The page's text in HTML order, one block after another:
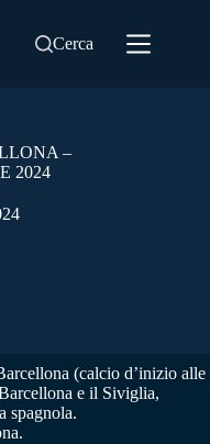
Cerca
–
2024
(calcio d’inizio alle
e il Siviglia,
spagnola.